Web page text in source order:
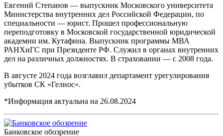
Евгений Степанов — выпускник Московского университета
Министерства внутренних дел Российской Федерации, по
специальности — юрист. Прошел профессиональную
переподготовку в Московской государственной юридической
академии им. Кутафина. Выпускник программы МВА
РАНХиГС при Президенте РФ. Служил в органах внутренних
дел на различных должностях. В страховании — с 2008 года.
В августе 2024 года возглавил департамент урегулирования
убытков СК «Гелиос».
*Информация актуальна на 26.08.2024
Банковское обозрение